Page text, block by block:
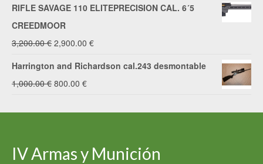
RIFLE SAVAGE 110 ELITEPRECISION CAL. 6´5
CREEDMOOR
3,200.00€ El
3,200.00 €.
2,900.00 €El
2,900.00 €.
Harrington and Richardson cal.243 desmontable
1,000.00€ El
1,000.00 €.
800.00 €El
800.00 €.
IV Armas y Munición